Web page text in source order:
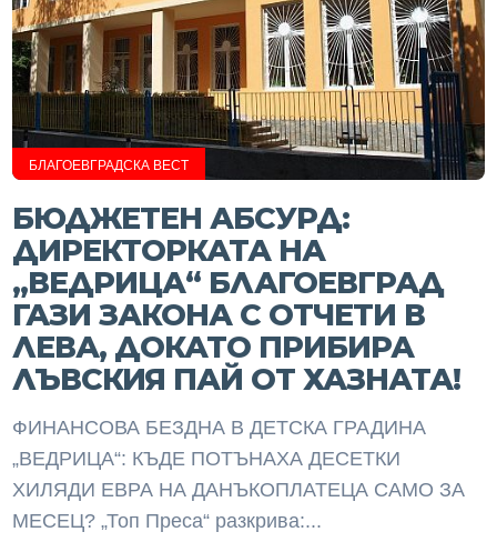
БЛАГОЕВГРАДСКА ВЕСТ
БЮДЖЕТЕН АБСУРД:
ДИРЕКТОРКАТА НА
„ВЕДРИЦА“ БЛАГОЕВГРАД
ГАЗИ ЗАКОНА С ОТЧЕТИ В
ЛЕВА, ДОКАТО ПРИБИРА
ЛЪВСКИЯ ПАЙ ОТ ХАЗНАТА!
ФИНАНСОВА БЕЗДНА В ДЕТСКА ГРАДИНА
„ВЕДРИЦА“: КЪДЕ ПОТЪНАХА ДЕСЕТКИ
ХИЛЯДИ ЕВРА НА ДАНЪКОПЛАТЕЦА САМО ЗА
МЕСЕЦ? „Топ Преса“ разкрива:...